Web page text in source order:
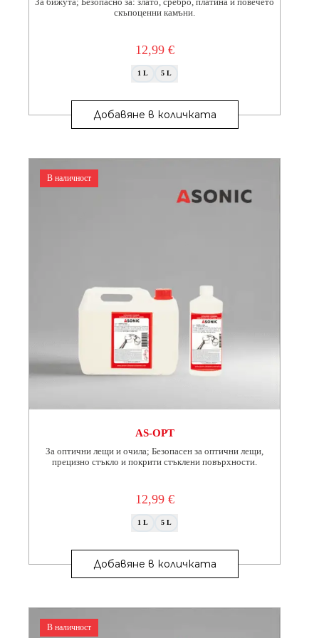
скъпоценни камъни.
12,99 €
1 L 5 L
Добавяне в количката
product
has
The
В наличност
AS-OPT
За оптични лещи и очила; Безопасен за оптични лещи,
прецизно стъкло и покрити стъклени повърхности.
12,99 €
1 L 5 L
Добавяне в количката
product
has
The
В наличност